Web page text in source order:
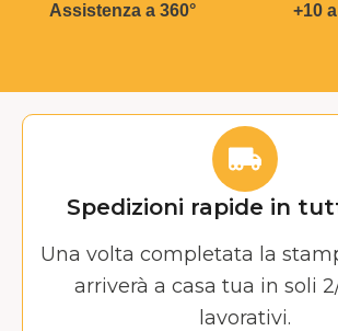
Assistenza a 360° +10
Spedizioni rapide in
Una volta completata la
arriverà a casa tua in soli
lavorativi.